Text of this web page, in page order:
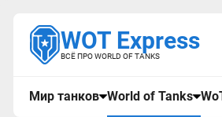
WOT Express
ВСЁ ПРО WORLD OF TANKS
Мир танков World of Tanks